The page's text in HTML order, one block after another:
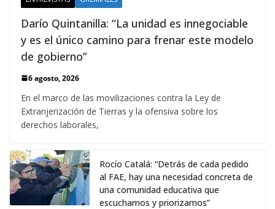
Darío Quintanilla: “La unidad es innegociable
y es el único camino para frenar este modelo
de gobierno”
6 agosto, 2026
En el marco de las movilizaciones contra la Ley de
Extranjerización de Tierras y la ofensiva sobre los
derechos laborales,
Rocío Catalá: “Detrás de cada pedido
al FAE, hay una necesidad concreta de
una comunidad educativa que
escuchamos y priorizamos”